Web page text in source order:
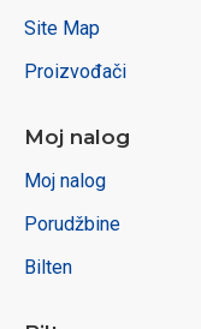
Site Map
Proizvođači
Moj nalog
Moj nalog
Porudžbine
Bilten